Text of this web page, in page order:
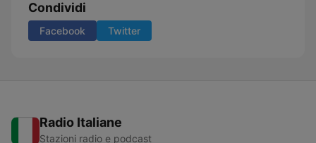
Condividi
Facebook Twitter
Radio Italiane
Stazioni radio e podcast